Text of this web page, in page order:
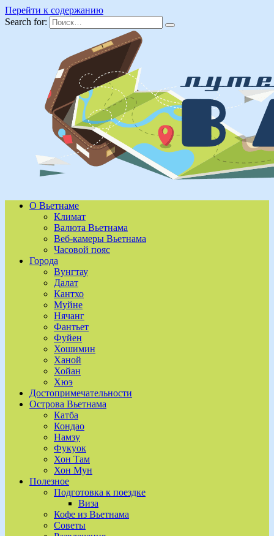
Перейти к содержанию
Search for:
О Вьетнаме
Климат
Валюта Вьетнама
Веб-камеры Вьетнама
Часовой пояс
Города
Вунгтау
Далат
Кантхо
Муйне
Нячанг
Фантьет
Фуйен
Хошимин
Ханой
Хойан
Хюэ
Достопримечательности
Острова Вьетнама
Катба
Кондао
Намзу
Фукуок
Хон Там
Хон Мун
Полезное
Подготовка к поездке
Виза
Кофе из Вьетнама
Советы